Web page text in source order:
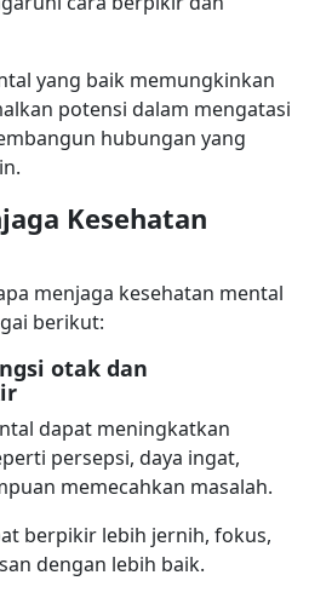
yang baik memungkinkan
potensi dalam mengatasi
hubungan yang
Kesehatan
menjaga kesehatan mental
berikut:
otak dan
dapat meningkatkan
persepsi, daya ingat,
memecahkan masalah.
berpikir lebih jernih, fokus,
dengan lebih baik.